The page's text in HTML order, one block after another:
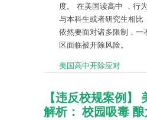
度。 在美国读高中 ，行
与本科生或者研究生相比
依然要面对诸多限制，一
区面临被开除风险。
美国高中开除应对
【违反校规案例】
解析： 校园吸毒